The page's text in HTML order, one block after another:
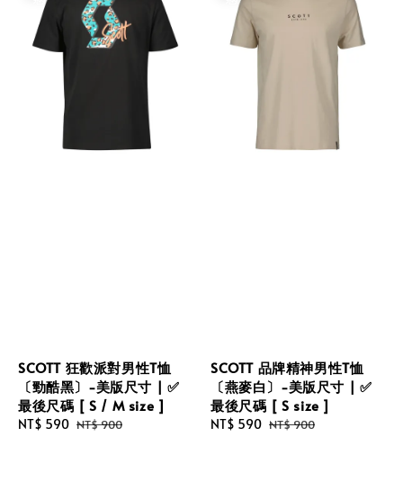
SCOTT 狂歡派對男性T恤
〔勁酷黑〕-美版尺寸 | ✅
最後尺碼 [ S / M size ]
Sale
NT$ 590 Regular
NT$ 900
SCOTT 品牌精神男性T恤
〔燕麥白〕-美版尺寸 | ✅
最後尺碼 [ S size ]
Sale
NT$ 590 Regular
NT$ 900